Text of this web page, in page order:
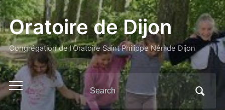
Oratoire de Dijon
Congrégation de l'Oratoire Saint Philippe Néri de Dijon
Toggle
mobile
Search
for: